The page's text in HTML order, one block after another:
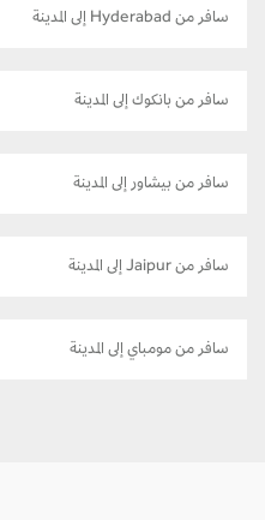
سافر من Hyderabad إلى المدينة
سافر من بانكوك إلى المدينة
سافر من بيشاور إلى المدينة
سافر من Jaipur إلى المدينة
سافر من مومباي إلى المدينة